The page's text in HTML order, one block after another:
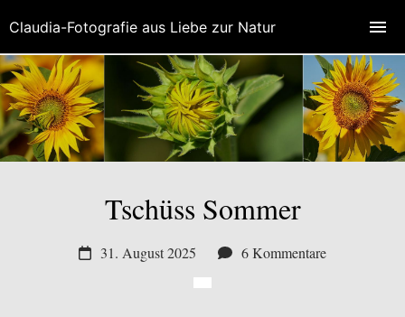
Tschüss Sommer
31. August 2025 6 Kommentare
Claudia-Fotografie aus Liebe zur Natur